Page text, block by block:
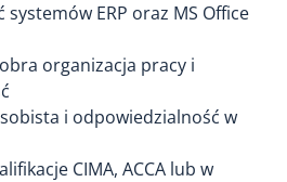
ERP oraz MS Office
organizacja pracy i
i odpowiedzialność w
CIMA, ACCA lub w